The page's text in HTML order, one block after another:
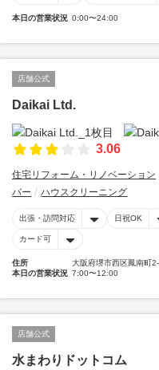
本日の営業状況 0:00〜24:00
店舗公式
Daikai Ltd.
3.06
住宅リフォーム・リノベーション
バー
ハウスクリーニング
出張・訪問対応 日祝OK
カード可
住所
大阪府堺市西区鳳南町
本日の営業状況 7:00〜12:00
店舗公式
水まわりドットコム